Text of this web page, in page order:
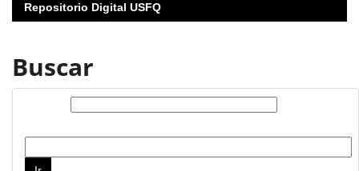
Repositorio Digital USFQ
Buscar